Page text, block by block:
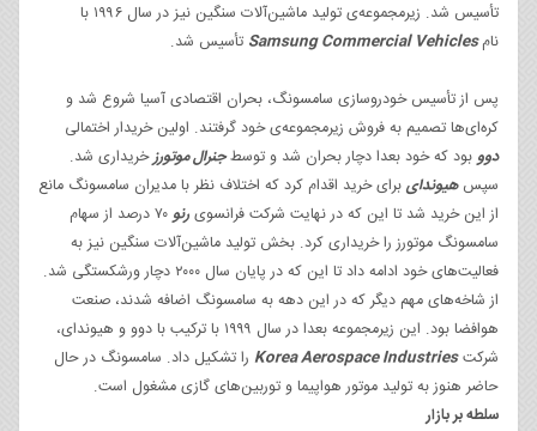
تأسیس شد. زیرمجموعه‌ی تولید ماشین‌آلات سنگین نیز در سال ۱۹۹۶ با
نامSamsung Commercial Vehicles تأسیس شد.
پس از تأسیس خودروسازی سامسونگ، بحران اقتصادی آسیا شروع شد و
کره‌ای‌ها تصمیم به فروش زیرمجموعه‌ی خود گرفتند. اولین خریدار اختمالی
دووبود که خود بعدا دچار بحران شد و توسطجنرال موتورزخریداری شد.
سپسهیوندایبرای خرید اقدام کرد که اختلاف نظر با مدیران سامسونگ مانع
از این خرید شد تا این که در نهایت شرکت فرانسویرنو
۷۰ درصد از سهام
سامسونگ موتورز را خریداری کرد. بخش تولید ماشین‌آلات سنگین نیز به
فعالیت‌های خود ادامه داد تا این که در پایان سال ۲۰۰۰ دچار ورشکستگی شد.
از شاخه‌های مهم دیگر که در این دهه به سامسونگ اضافه شدند، صنعت
هوافضا بود. این زیرمجموعه بعدا در سال ۱۹۹۹ با ترکیب با دوو و هیوندای،
شرکتKorea Aerospace Industries را تشکیل داد. سامسونگ در حال
حاضر هنوز به تولید موتور هواپیما و توربین‌های گازی مشغول است.
سلطه بر بازار